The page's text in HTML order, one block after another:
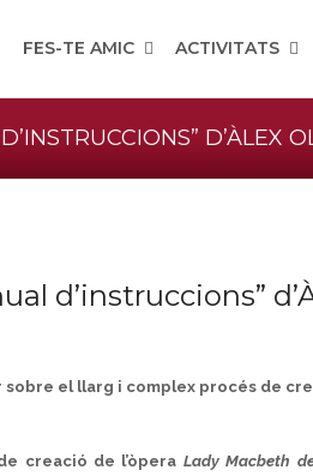
FES-TE AMIC ACTIVITATS
D’ÀLEX
d’instruccions”
el llarg i complex procés de
creació de l’òpera Lady Macbeth